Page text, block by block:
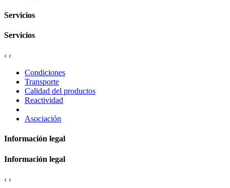
Servicios
Servicios
‹ ‹
Condiciones
Transporte
Calidad del productos
Reactividad
Asociación
Información legal
Información legal
‹ ‹